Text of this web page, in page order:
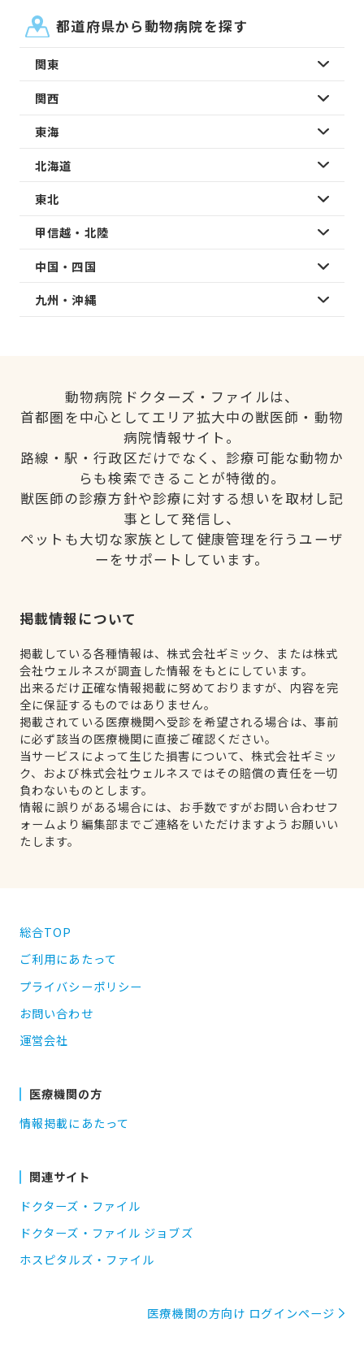
都道府県から動物病院を探す
関東
関西
東海
北海道
東北
甲信越・北陸
中国・四国
九州・沖縄
動物病院ドクターズ・ファイルは、
首都圏を中心としてエリア拡大中の獣医師・動物
病院情報サイト。
路線・駅・行政区だけでなく、診療可能な動物か
らも検索できることが特徴的。
獣医師の診療方針や診療に対する想いを取材し記
事として発信し、
ペットも大切な家族として健康管理を行うユーザ
ーをサポートしています。
掲載情報について
掲載している各種情報は、株式会社ギミック、または株式
会社ウェルネスが調査した情報をもとにしています。
出来るだけ正確な情報掲載に努めておりますが、内容を完
全に保証するものではありません。
掲載されている医療機関へ受診を希望される場合は、事前
に必ず該当の医療機関に直接ご確認ください。
当サービスによって生じた損害について、株式会社ギミッ
ク、および株式会社ウェルネスではその賠償の責任を一切
負わないものとします。
情報に誤りがある場合には、お手数ですがお問い合わせフ
ォームより編集部までご連絡をいただけますようお願いい
たします。
総合TOP
ご利用にあたって
プライバシーポリシー
お問い合わせ
運営会社
医療機関の方
情報掲載にあたって
関連サイト
ドクターズ・ファイル
ドクターズ・ファイル ジョブズ
ホスピタルズ・ファイル
医療機関の方向け ログインページ